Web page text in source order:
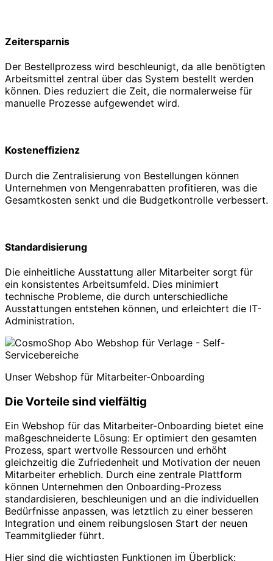
Zeitersparnis
Der Bestellprozess wird beschleunigt, da alle benötigten
Arbeitsmittel zentral über das System bestellt werden
können. Dies reduziert die Zeit, die normalerweise für
manuelle Prozesse aufgewendet wird.
Kosteneffizienz
Durch die Zentralisierung von Bestellungen können
Unternehmen von Mengenrabatten profitieren, was die
Gesamtkosten senkt und die Budgetkontrolle verbessert.
Standardisierung
Die einheitliche Ausstattung aller Mitarbeiter sorgt für
ein konsistentes Arbeitsumfeld. Dies minimiert
technische Probleme, die durch unterschiedliche
Ausstattungen entstehen können, und erleichtert die IT-
Administration.
Unser Webshop für Mitarbeiter-Onboarding
Die Vorteile sind vielfältig
Ein Webshop für das Mitarbeiter-Onboarding bietet eine
maßgeschneiderte Lösung: Er optimiert den gesamten
Prozess, spart wertvolle Ressourcen und erhöht
gleichzeitig die Zufriedenheit und Motivation der neuen
Mitarbeiter erheblich. Durch eine zentrale Plattform
können Unternehmen den Onboarding-Prozess
standardisieren, beschleunigen und an die individuellen
Bedürfnisse anpassen, was letztlich zu einer besseren
Integration und einem reibungslosen Start der neuen
Teammitglieder führt.
Hier sind die wichtigsten Funktionen im Überblick: